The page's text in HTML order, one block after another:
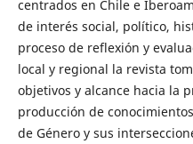
centrados en Chile e
de interés social, político,
proceso de reflexión y
local y regional la revista
objetivos y alcance hacia la
producción de
de Género y sus